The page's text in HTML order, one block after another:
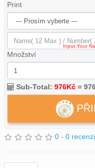
Print
Množství
Sub-Total: 976Kč =
0 - 0 recenzí